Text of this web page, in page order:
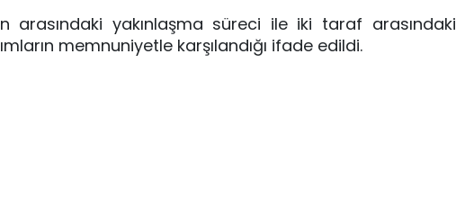
arasındaki yakınlaşma süreci ile iki taraf arasındaki
memnuniyetle karşılandığı ifade edildi.